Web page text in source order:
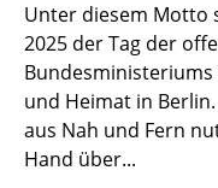
Unter diesem Motto
2025 der Tag der
und Heimat in
aus Nah und Fern
Hand über...